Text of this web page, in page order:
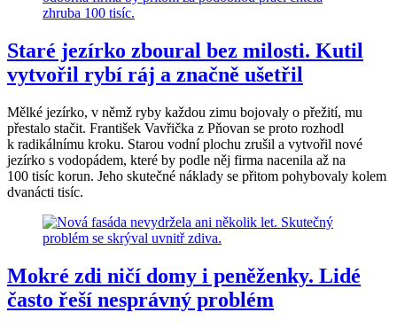
Staré jezírko zboural bez milosti. Kutil
vytvořil rybí ráj a značně ušetřil
Mělké jezírko, v němž ryby každou zimu bojovaly o přežití, mu
přestalo stačit. František Vavřička z Pňovan se proto rozhodl
k radikálnímu kroku. Starou vodní plochu zrušil a vytvořil nové
jezírko s vodopádem, které by podle něj firma nacenila až na
100 tisíc korun. Jeho skutečné náklady se přitom pohybovaly kolem
dvanácti tisíc.
Mokré zdi ničí domy i peněženky. Lidé
často řeší nesprávný problém